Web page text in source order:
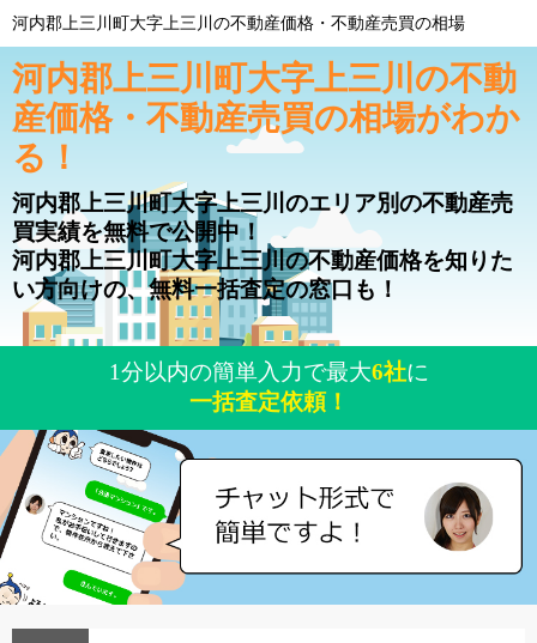
河内郡上三川町大字上三川の不動産価格・不動産売買の相場
河内郡上三川町大字上三川の不動
産価格・不動産売買の相場がわか
る！
河内郡上三川町大字上三川のエリア別の不動産売
買実績を無料で公開中！
河内郡上三川町大字上三川の不動産価格を知りた
い方向けの、無料一括査定の窓口も！
1分以内の簡単入力で最大6社に
一括査定依頼！